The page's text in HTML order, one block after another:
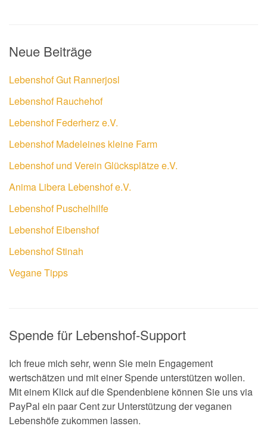
Neue Beiträge
Lebenshof Gut Rannerjosl
Lebenshof Rauchehof
Lebenshof Federherz e.V.
Lebenshof Madeleines kleine Farm
Lebenshof und Verein Glücksplätze e.V.
Anima Libera Lebenshof e.V.
Lebenshof Puschelhilfe
Lebenshof Eibenshof
Lebenshof Stinah
Vegane Tipps
Spende für Lebenshof-Support
Ich freue mich sehr, wenn Sie mein Engagement
wertschätzen und mit einer Spende unterstützen wollen.
Mit einem Klick auf die Spendenbiene können Sie uns via
PayPal ein paar Cent zur Unterstützung der veganen
Lebenshöfe zukommen lassen.